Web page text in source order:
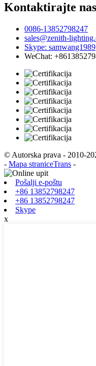
Kontaktirajte nas
0086-13852798247
sales@zenith-
Skype: samwang1989
WeChat:
© Autorska prava - 2010-
- Mapa straniceTrans -
Pošalji e-poštu
+86 13852798247
+86 13852798247
Skype
x